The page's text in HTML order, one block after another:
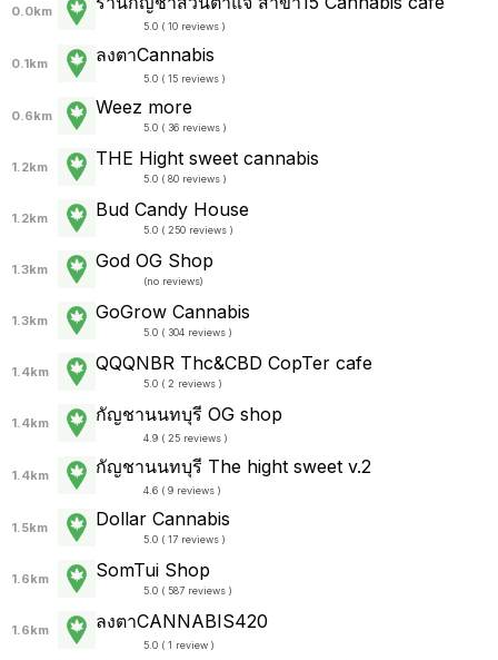
0.0km
5.0 ( 10 reviews )
0.1km ลงตา​Cannabis
5.0 ( 15 reviews )
0.6km Weez more
5.0 ( 36 reviews )
1.2km THE Hight sweet cannabis
5.0 ( 80 reviews )
1.2km Bud Candy House
5.0 ( 250 reviews )
1.3km God OG Shop
(no reviews)
1.3km GoGrow Cannabis
5.0 ( 304 reviews )
1.4km QQQNBR Thc&CBD CopTer cafe
5.0 ( 2 reviews )
1.4km กัญชานนทบุรี OG shop
4.9 ( 25 reviews )
1.4km กัญชานนทบุรี The hight sweet v.2
4.6 ( 9 reviews )
1.5km Dollar Cannabis
5.0 ( 17 reviews )
1.6km SomTui Shop
5.0 ( 587 reviews )
1.6km ลงตา​CANNABIS​420
5.0 ( 1 review )